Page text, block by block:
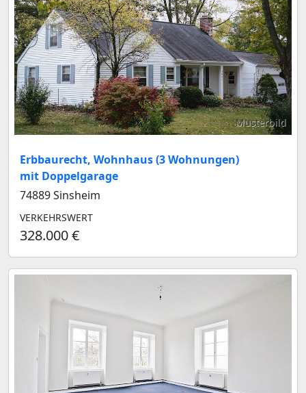
Musterbild
Erbbaurecht, Wohnhaus (3 Wohnungen)
mit Doppelgarage
74889 Sinsheim
VERKEHRSWERT
328.000 €